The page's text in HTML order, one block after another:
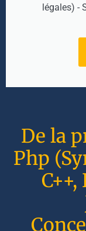
légales) -
De la
Php